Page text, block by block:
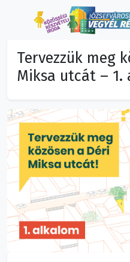
Tervezzük meg
Miksa utcát – 1.